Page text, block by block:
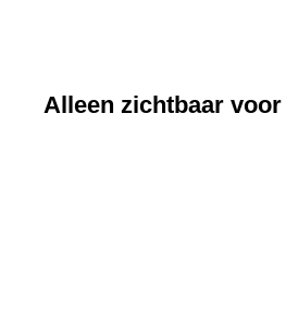
Alleen zichtbaar